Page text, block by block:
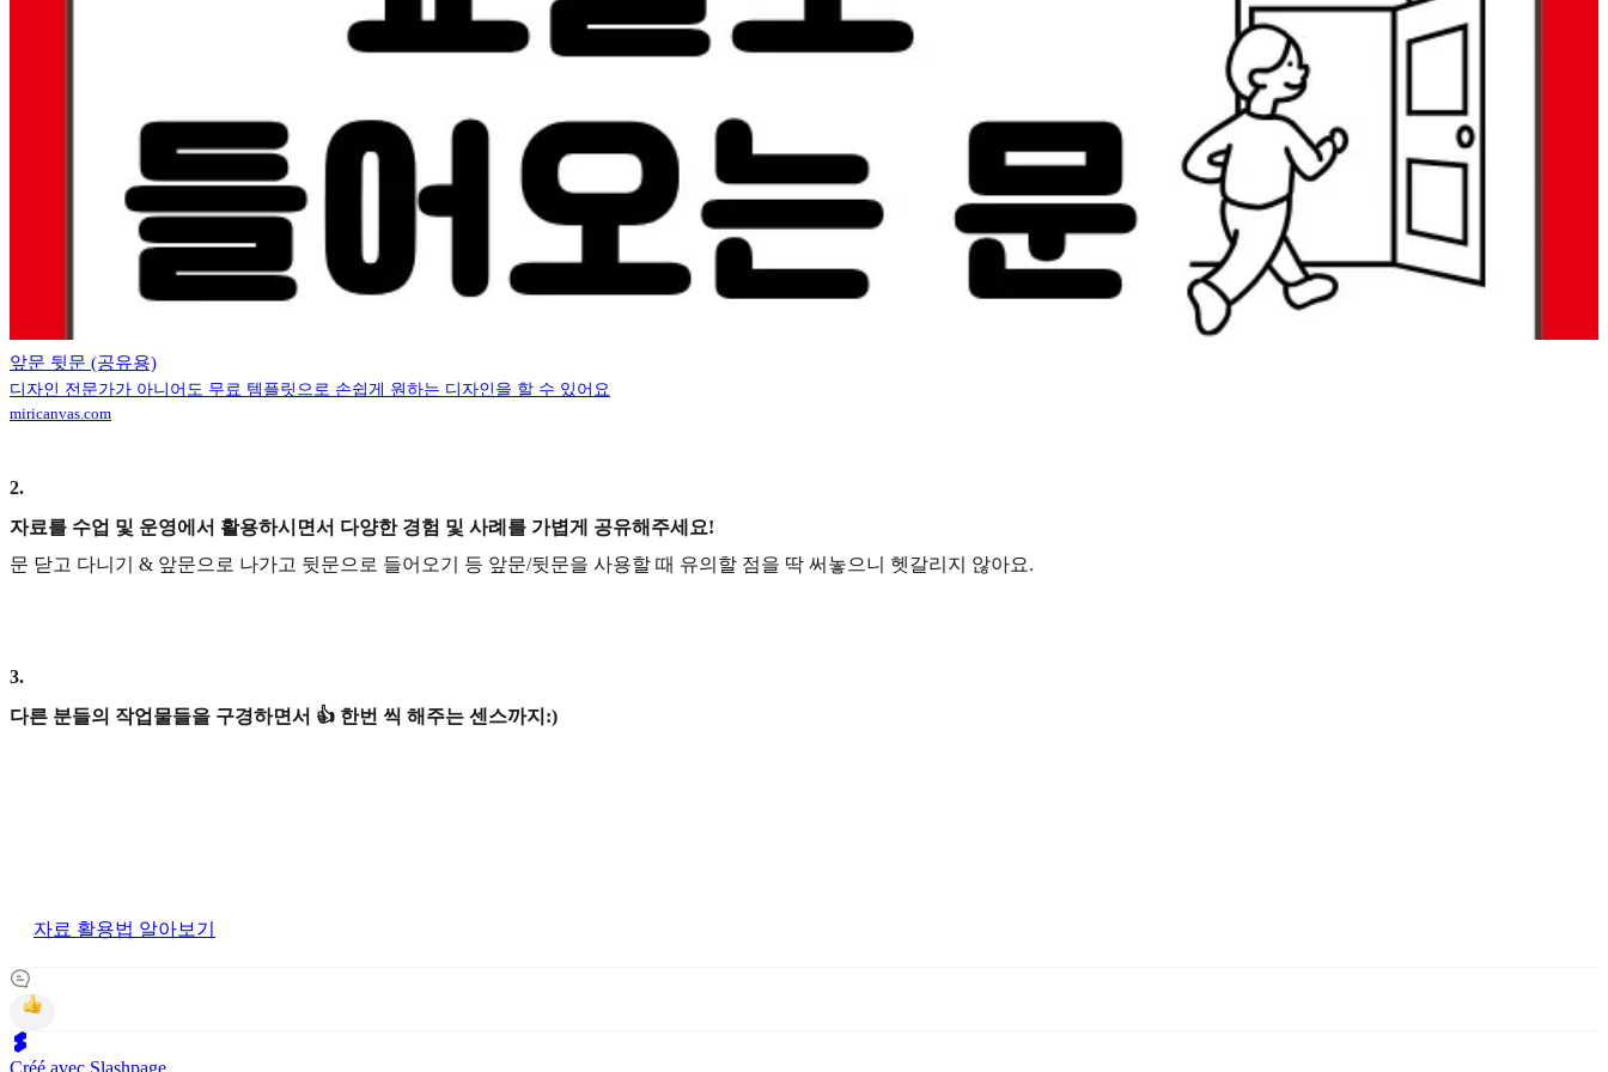
앞문 뒷문 (공유용)
디자인 전문가가 아니어도 무료 템플릿으로 손쉽게 원하는 디자인을 할 수 있어요
miricanvas.com
2.
자료를 수업 및 운영에서 활용하시면서 다양한 경험 및 사례를 가볍게 공유해주세요!
문 닫고 다니기 & 앞문으로 나가고 뒷문으로 들어오기 등 앞문/뒷문을 사용할 때 유의할 점을 딱 써놓으니 헷갈리지 않아요.
3.
다른 분들의 작업물들을 구경하면서 👍 한번 씩 해주는 센스까지:)
자료 활용법 알아보기